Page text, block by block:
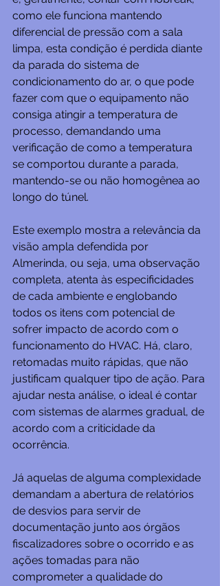
como ele funciona mantendo
diferencial de pressão com a sala
limpa, esta condição é perdida diante
da parada do sistema de
condicionamento do ar, o que pode
fazer com que o equipamento não
consiga atingir a temperatura de
processo, demandando uma
verificação de como a temperatura
se comportou durante a parada,
mantendo-se ou não homogênea ao
longo do túnel.
Este exemplo mostra a relevância da
visão ampla defendida por
Almerinda, ou seja, uma observação
completa, atenta às especificidades
de cada ambiente e englobando
todos os itens com potencial de
sofrer impacto de acordo com o
funcionamento do HVAC. Há, claro,
retomadas muito rápidas, que não
justificam qualquer tipo de ação. Para
ajudar nesta análise, o ideal é contar
com sistemas de alarmes gradual, de
acordo com a criticidade da
ocorrência.
Já aquelas de alguma complexidade
demandam a abertura de relatórios
de desvios para servir de
documentação junto aos órgãos
fiscalizadores sobre o ocorrido e as
ações tomadas para não
comprometer a qualidade do